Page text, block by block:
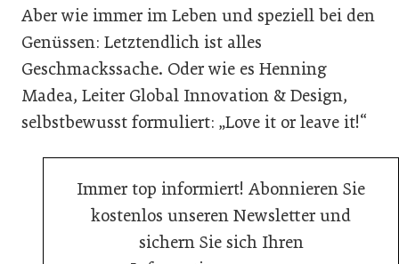
Aber wie immer im Leben und speziell bei den
Genüssen: Letztendlich ist alles
Geschmackssache. Oder wie es Henning
Madea, Leiter Global Innovation & Design,
selbstbewusst formuliert: „Love it or leave it!“
Immer top informiert! Abonnieren Sie
kostenlos unseren Newsletter und
sichern Sie sich Ihren